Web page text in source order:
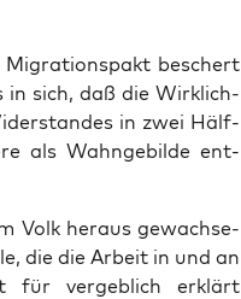
beschert
in sich, daß die Wirk­lich­
in zwei Hälf­
als Wahn­ge­bil­de ent­
Volk her­aus gewach­se­
die die Arbeit in und an
für ver­geb­lich erklärt